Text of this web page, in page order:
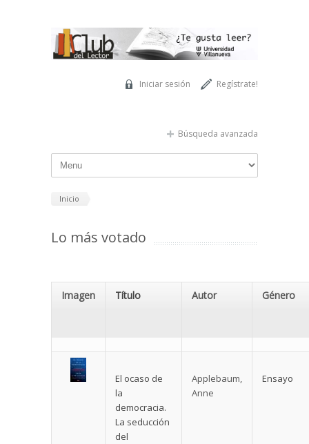
Regístrate!
Iniciar sesión
Búsqueda avanzada
Inicio
Lo más votado
Imagen Título Autor Género
El ocaso de
la
democracia.
La seducción
del
Applebaum,
Anne
Ensayo